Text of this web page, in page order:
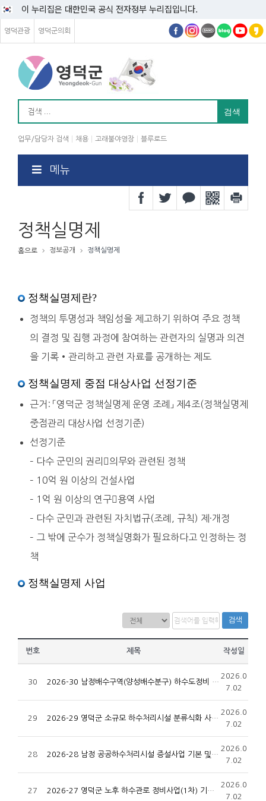
이 누리집은 대한민국 공식 전자정부 누리집입니다.
영덕관광 영덕군의회
업무/담당자 검색 채용 고래불야영장 블루로드
메뉴
정책실명제
홈으로 정보공개 정책실명제
정책실명제란?
정책의 투명성과 책임성을 제고하기 위하여 주요 정책
의 결정 및 집행 과정에 참여하는 관련자의 실명과 의견
을 기록•관리하고 관련 자료를 공개하는 제도
정책실명제 중점 대상사업 선정기준
근거: 「영덕군 정책실명제 운영 조례」 제4조(정책실명제
중점관리 대상사업 선정기준)
선정기준
– 다수 군민의 권리의무와 관련된 정책
– 10억 원 이상의 건설사업
– 1억 원 이상의 연구용역 사업
– 다수 군민과 관련된 자치법규(조례, 규칙) 제·개정
– 그 밖에 군수가 정책실명화가 필요하다고 인정하는 정
책
정책실명제 사업
검색
번호 제목 작성일
30 2026-30 남정배수구역(양성배수분구) 하수도정비 중점관리지역사업 기본 및 실시설계 용역
2026.0
7.02
29 2026-29 영덕군 소규모 하수처리시설 분류식화 사업 기본 및 실시설계 용역
2026.0
7.02
28 2026-28 남정 공공하수처리시설 증설사업 기본 및 실시설계 용역
2026.0
7.02
27 2026-27 영덕군 노후 하수관로 정비사업(1차) 기본 및 실시설계 용역
2026.0
7.02